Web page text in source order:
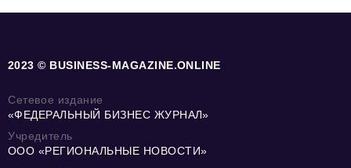
2023 © BUSINESS-MAGAZINE.ONLINE
Сетевое издание
«ФЕДЕРАЛЬНЫЙ БИЗНЕС ЖУРНАЛ»
Учредитель
ООО «РЕГИОНАЛЬНЫЕ НОВОСТИ»